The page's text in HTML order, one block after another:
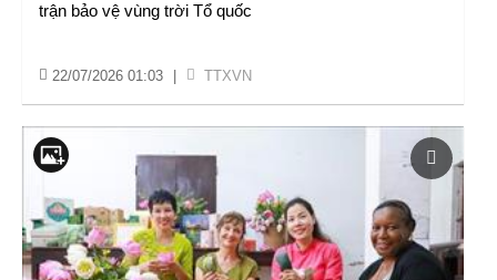
trận bảo vệ vùng trời Tổ quốc
22/07/2026 01:03 TTXVN